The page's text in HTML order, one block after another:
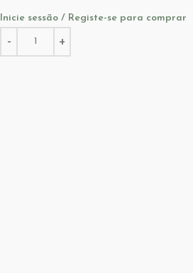
Inicie sessão / Registe-se para comprar